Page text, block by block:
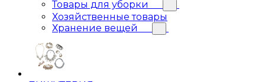
Товары для уборки
Хозяйственные товары
Хранение вещей